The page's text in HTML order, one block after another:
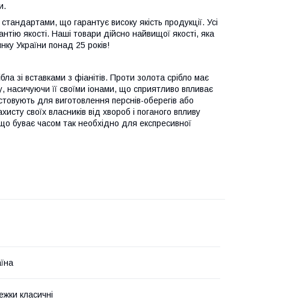
що гарантує високу якість продукції. Усі
якості. Наші товари дійсно найвищої якості, яка
України понад 25 років!
зі вставками з фіанітів. Проти золота срібло має
насичуючи її своїми іонами, що сприятливо впливає
для виготовлення перснів-оберегів або
своїх власників від хвороб і поганого впливу
буває часом так необхідно для експресивної
класичні